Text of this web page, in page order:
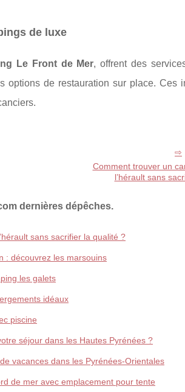
de luxe
Le Front de Mer, offrent des
de restauration sur place. Ces
Comment trouver un
l’hérault sans
dernières dépêches.
sans sacrifier la qualité ?
: découvrez les marsouins
les galets
idéaux
piscine
séjour dans les Hautes Pyrénées ?
vacances dans les Pyrénées-Orientales
de mer avec emplacement pour tente